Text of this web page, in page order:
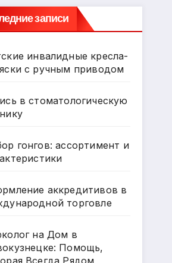
записи
инвалидные кресла-
с ручным приводом
в стоматологическую
гонгов: ассортимент и
аккредитивов в
торговле
на Дом в
Помощь,
Всегда Рядом